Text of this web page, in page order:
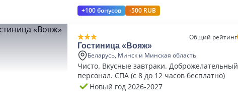
+100 бонусов -500 RUB
Общий рейтинг
Гостиница «Вояж»
Беларусь, Минск и Минская область
Чисто. Вкусные завтраки. Доброжелательный
персонал. СПА (с 8 до 12 часов бесплатно)
Новый год 2026-2027